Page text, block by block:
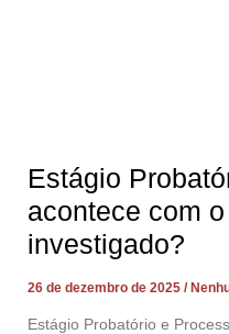
Estágio
acontece com
investigado?
26 de dezembro de 2025
Estágio Probatório e